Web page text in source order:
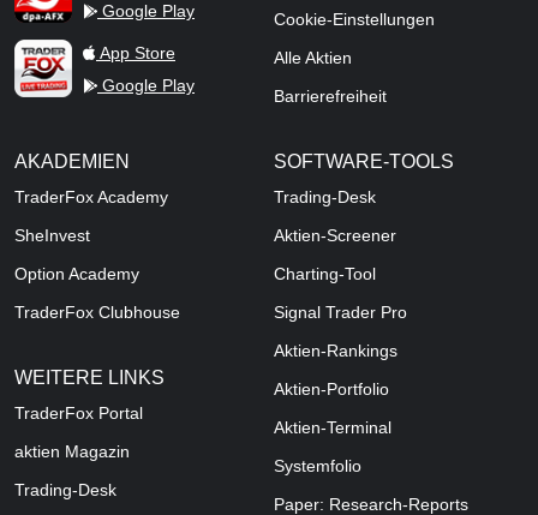
Google Play
TraderFox Live Trading
App Store
Google Play
Cookie-Einstellungen
Alle Aktien
Barrierefreiheit
AKADEMIEN
TraderFox Academy
SheInvest
Option Academy
TraderFox Clubhouse
WEITERE LINKS
TraderFox Portal
aktien Magazin
Trading-Desk
SOFTWARE-TOOLS
Trading-Desk
Aktien-Screener
Charting-Tool
Signal Trader Pro
Aktien-Rankings
Aktien-Portfolio
Aktien-Terminal
Systemfolio
Paper: Research-Reports